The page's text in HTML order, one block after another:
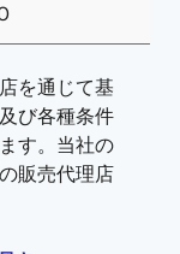
を通じて基
び各種条件
す。当社の
販売代理店